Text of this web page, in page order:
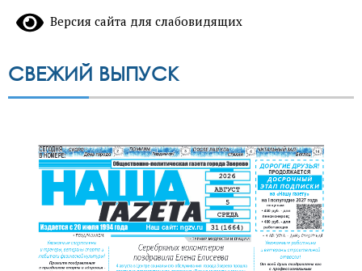
Версия сайта для слабовидящих
СВЕЖИЙ ВЫПУСК